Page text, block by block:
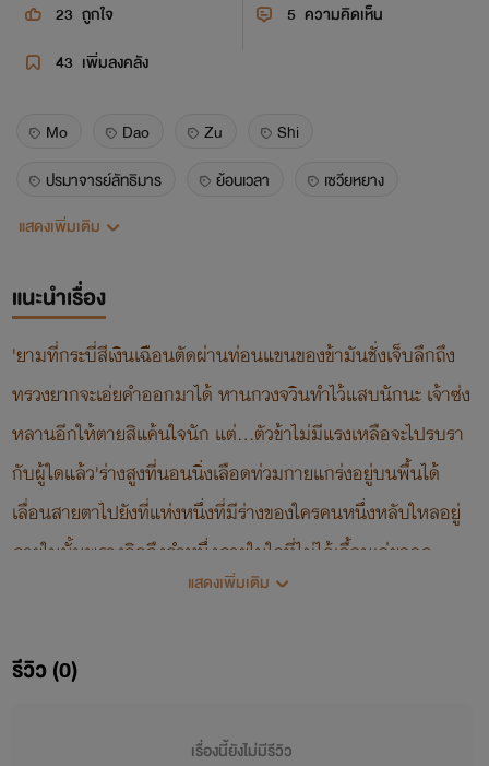
23 ถูกใจ 5 ความคิดเห็น
43 เพิ่มลงคลัง
Mo Dao Zu
Shi
ปรมาจารย์ลัทธิมาร
ย้อนเวลา
เซวียหยาง
เสี่ยวซิงเฉิน
เนี่ยหมิงเจวี๋ย
หลานซือจุย
แสดงเพิ่มเติม
แนะนำเรื่อง
'ยามที่กระบี่สีเงินเฉือนตัดผ่านท่อนแขนของข้ามันชั่งเจ็บลึกถึง
ทรวงยากจะเอ่ยคำออกมาได้ หานกวงจวินทำไว้แสบนักนะ เจ้าซ่ง
หลานอีกให้ตายสิแค้นใจนัก แต่...ตัวข้าไม่มีแรงเหลือจะไปรบรา
กับผู้ใดแล้ว'ร่างสูงที่นอนนิ่งเลือดท่วมกายแกร่งอยู่บนพื้นได้
เลื่อนสายตาไปยังที่แห่งหนึ่งที่มีร่างของใครคนหนึ่งหลับใหลอยู่
ภายในนั้นพรางคิดถึงคำหนึ่งภายในใจที่ไม่ได้เอื้อนเอ่ยออก
ไป"ข้ารักเจ้านะเสี่ยวชิงเฉิน"ริมฝีปากหนาขยับเอ่ยขึ้นมาเบาๆ
'ยามที่ข้าขับไล่เจ้าออกไปจากตระกูลหัวใจข้านั้นร้าวรานยิ่งนัก
แสดงเพิ่มเติม
รีวิว (0)
เรื่องนี้ยังไม่มีรีวิว